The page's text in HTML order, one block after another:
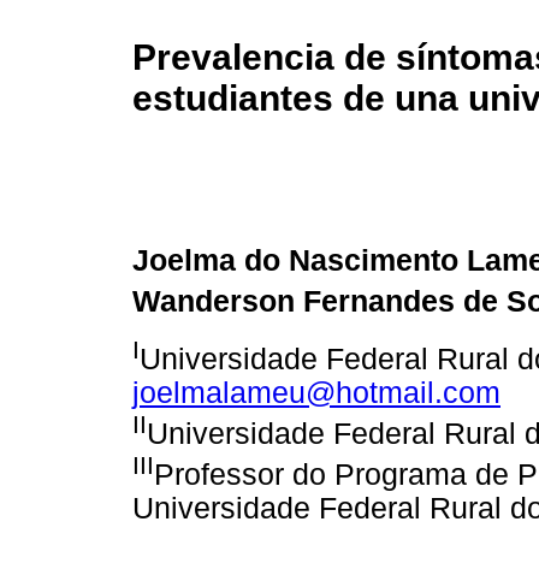
Prevalencia de
estudiantes de una
Joelma do Nascimento
Wanderson Fernandes de
IUniversidade Federal Rural
joelmalameu@hotmail.com
IIUniversidade Federal Rural
IIIProfessor do Programa de
Universidade Federal Rural